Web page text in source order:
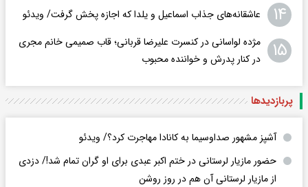
۱۴ عاشقانه‌های جذاب اسماعیل و یلدا که اجازه پخش گرفت/ ویدئو
۱۵
مژده لواسانی در کنسرت علیرضا قربانی؛ قاب صمیمی خانم مجری
در کنار پدرش و خواننده محبوب
پربازدید‌ها
آشپز مشهور صداوسیما به کانادا مهاجرت کرد؟/ ویدئو
حضور مازیار لرستانی در ختم اکبر عبدی برای او گران تمام شد!/ دزدی
از مازیار لرستانی آن هم در روز روشن